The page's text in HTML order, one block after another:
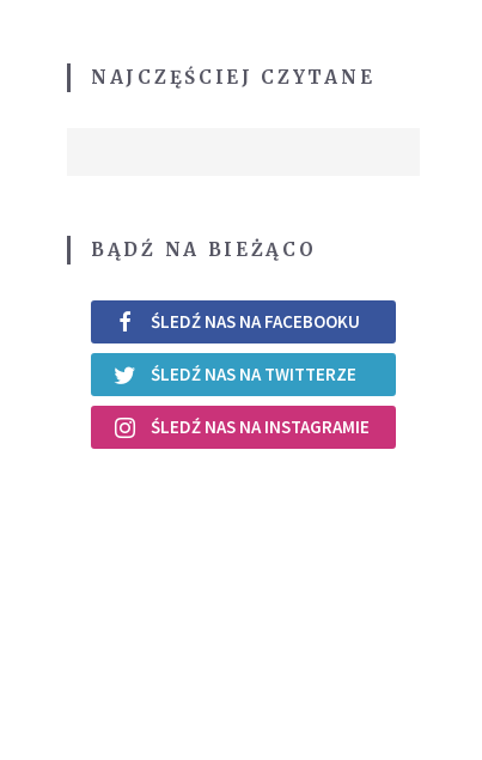
NAJCZĘŚCIEJ CZYTANE
BĄDŹ NA BIEŻĄCO
ŚLEDŹ NAS NA FACEBOOKU
ŚLEDŹ NAS NA TWITTERZE
ŚLEDŹ NAS NA INSTAGRAMIE